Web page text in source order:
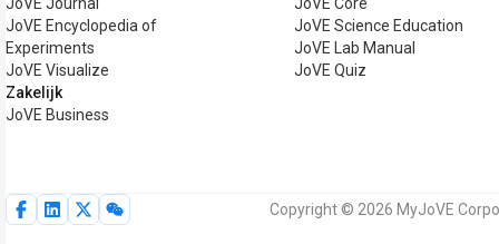
JoVE Encyclopedia of
Experiments
JoVE Visualize
Zakelijk
JoVE Business
JoVE Science Education
JoVE Lab Manual
JoVE Quiz
Copyright © 2026 MyJoVE